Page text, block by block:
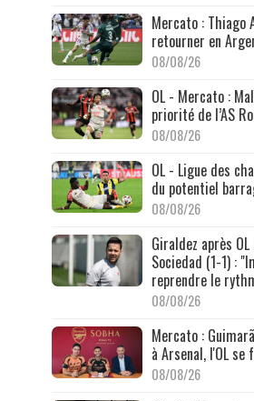
Mercato : Thiago
retourner en
08/08/26
OL - Mercato :
priorité de l’AS
08/08/26
OL - Ligue des
du potentiel
08/08/26
Giraldez après OL
Sociedad (1-1) :
reprendre le
08/08/26
Mercato :
à Arsenal, l'OL
08/08/26